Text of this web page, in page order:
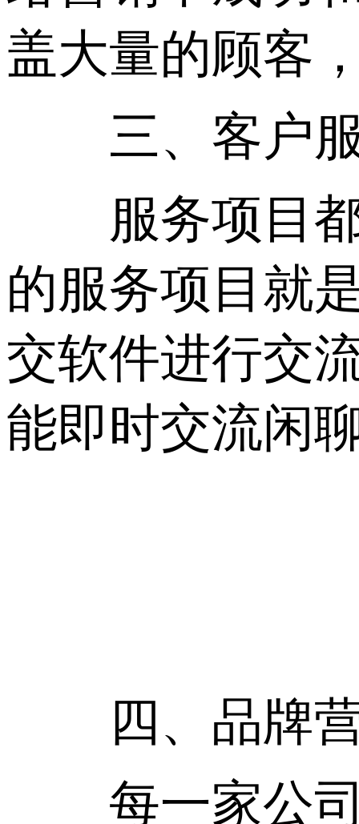
盖大量的顾客
三、客户服
服务项目都
的服务项目就
交软件进行交
能即时交流闲
四、品牌营
每一家公司